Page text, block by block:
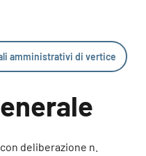
amministrativi di vertice
deliberazione n.